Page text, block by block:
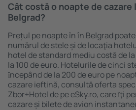
Cât costă o noapte de cazare
Belgrad?
Prețul pe noapte în în Belgrad
numărul de stele și de locaţia
hotel de standard mediu costă de
la 100 de euro. Hotelurile de cinci
ȋncepând de la 200 de euro pe
cazare ieftină, consultă oferta
Zbor+Hotel de pe eSky.ro, care ȋţi
cazare și bilete de avion